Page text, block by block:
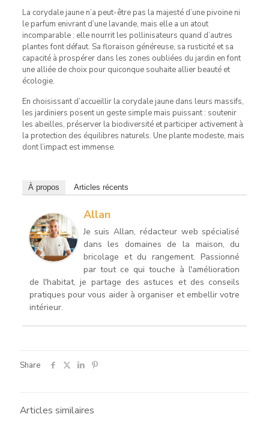
La corydale jaune n’a peut-être pas la majesté d’une pivoine ni
le parfum enivrant d’une lavande, mais elle a un atout
incomparable : elle nourrit les pollinisateurs quand d’autres
plantes font défaut. Sa floraison généreuse, sa rusticité et sa
capacité à prospérer dans les zones oubliées du jardin en font
une alliée de choix pour quiconque souhaite allier beauté et
écologie.
En choisissant d’accueillir la corydale jaune dans leurs massifs,
les jardiniers posent un geste simple mais puissant : soutenir
les abeilles, préserver la biodiversité et participer activement à
la protection des équilibres naturels. Une plante modeste, mais
dont l’impact est immense.
À propos Articles récents
Allan
Je suis Allan, rédacteur web spécialisé
dans les domaines de la maison, du
bricolage et du rangement. Passionné
par tout ce qui touche à l'amélioration
de l'habitat, je partage des astuces et des conseils
pratiques pour vous aider à organiser et embellir votre
intérieur.
Share
Articles similaires